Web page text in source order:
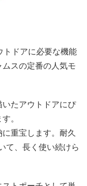
トドアに必要な機能
スの定番の人気モ
たアウトドアにぴ
。
重宝します。耐久
て、長く使い続けら